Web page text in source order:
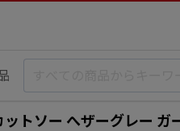
トソー へザーグレー ガ